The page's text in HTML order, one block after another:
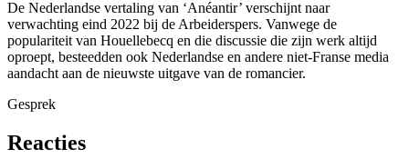
De Nederlandse vertaling van ‘Anéantir’ verschijnt naar
verwachting eind 2022 bij de Arbeiderspers. Vanwege de
populariteit van Houellebecq en die discussie die zijn werk altijd
oproept, besteedden ook Nederlandse en andere niet-Franse media
aandacht aan de nieuwste uitgave van de romancier.
Gesprek
Reacties